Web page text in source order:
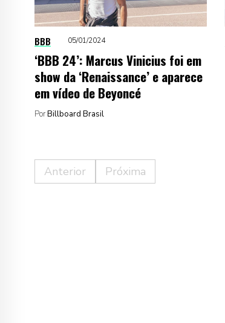
BBB 05/01/2024
‘BBB 24’: Marcus Vinicius foi em
show da ‘Renaissance’ e aparece
em vídeo de Beyoncé
PorBillboard Brasil
Anterior Próxima